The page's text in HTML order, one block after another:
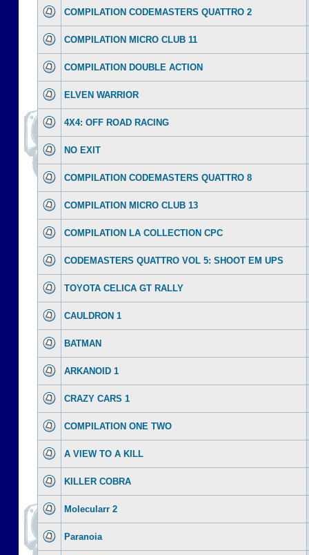
COMPILATION CODEMASTERS QUATTRO 2
COMPILATION MICRO CLUB 11
COMPILATION DOUBLE ACTION
ELVEN WARRIOR
4X4: OFF ROAD RACING
NO EXIT
COMPILATION CODEMASTERS QUATTRO 8
COMPILATION MICRO CLUB 13
COMPILATION LA COLLECTION CPC
CODEMASTERS QUATTRO VOL 5: SHOOT EM UPS
TOYOTA CELICA GT RALLY
CAULDRON 1
BATMAN
ARKANOID 1
CRAZY CARS 1
COMPILATION ONE TWO
A VIEW TO A KILL
KILLER COBRA
Molecularr 2
Paranoia